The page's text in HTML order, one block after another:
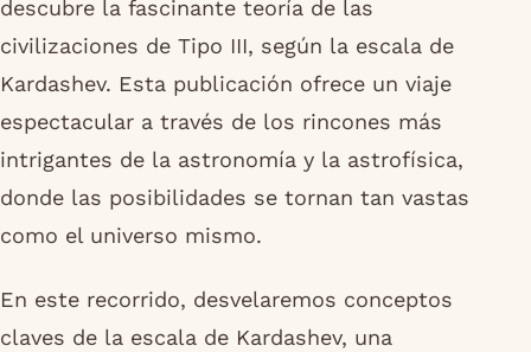
descubre la fascinante teoría de las
civilizaciones de Tipo III, según la escala de
Kardashev. Esta publicación ofrece un viaje
espectacular a través de los rincones más
intrigantes de la astronomía y la astrofísica,
donde las posibilidades se tornan tan vastas
como el universo mismo.
En este recorrido, desvelaremos conceptos
claves de la escala de Kardashev, una